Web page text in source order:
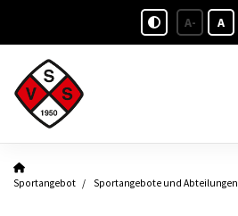
A- A
Sportangebot Sportangebote und Abteilungen